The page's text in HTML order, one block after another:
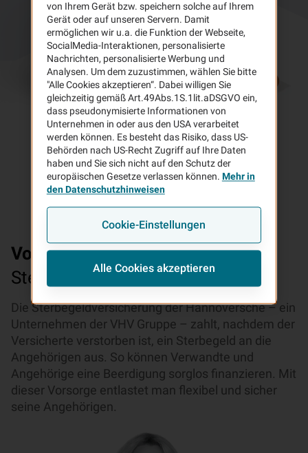
Vorteileder
Sterbegeldversicherung
Die Sterbegeldversicherung der Hannoversche – ein
Unternehmen der VHV Gruppe – zahlt, nachdem der
Versicherte verstorben ist, ein Sterbegeld an die
Angehörigen aus. So können Verwandte und
Angehörige eine Beerdigung sorglos finanzieren. Mit
dieser Vorsorge entlastet man flexibel und sicher
seine Angehörigen.
von Ihrem Gerät bzw. speichern solche auf Ihrem
Gerät oder auf unseren Servern. Damit
ermöglichen wir u.a. die Funktion der Webseite,
SocialMedia-Interaktionen, personalisierte
Nachrichten, personalisierte Werbung und
Analysen. Um dem zuzustimmen, wählen Sie bitte
"Alle Cookies akzeptieren“. Dabei willigen Sie
gleichzeitig gemäß Art.49Abs.1S.1lit.aDSGVO ein,
dass pseudonymisierte Informationen von
Unternehmen in oder aus den USA verarbeitet
werden können. Es besteht das Risiko, dass US-
Behörden nach US-Recht Zugriff auf Ihre Daten
haben und Sie sich nicht auf den Schutz der
europäischen Gesetze verlassen können. Mehr in
den Datenschutzhinweisen
Cookie-Einstellungen
Alle Cookies akzeptieren